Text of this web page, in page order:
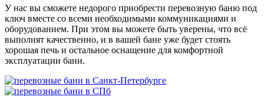
У нас вы сможете недорого приобрести перевозную баню под
ключ вместе со всеми необходимыми коммуникациями и
оборудованием. При этом вы можете быть уверены, что всё
выполнят качественно, и в вашей бане уже будет стоять
хорошая печь и остальное оснащение для комфортной
эксплуатации бани.